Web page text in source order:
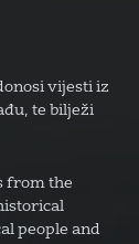
vijesti iz
te bilježi
from the
people and